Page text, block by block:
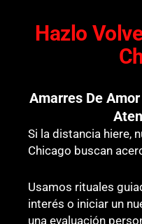
Hazlo
Amarres De
Si la distancia hiere,
Chicago buscan
Usamos rituales
interés o iniciar un
una evaluación